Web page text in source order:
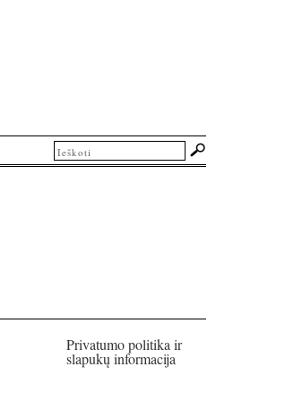
Privatumo politika ir
slapukų informacija